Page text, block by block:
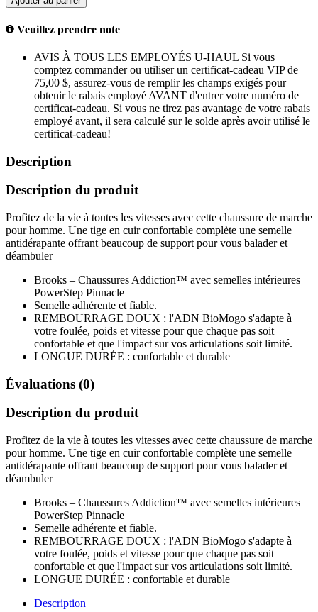
Veuillez prendre note
AVIS À TOUS LES EMPLOYÉS U-HAUL Si vous
comptez commander ou utiliser un certificat-cadeau VIP de
75,00 $, assurez-vous de remplir les champs exigés pour
obtenir le rabais employé AVANT d'entrer votre numéro de
certificat-cadeau. Si vous ne tirez pas avantage de votre rabais
employé avant, il sera calculé sur le solde après avoir utilisé le
certificat-cadeau!
Description
Description du produit
Profitez de la vie à toutes les vitesses avec cette chaussure de marche
pour homme. Une tige en cuir confortable complète une semelle
antidérapante offrant beaucoup de support pour vous balader et
déambuler
Brooks – Chaussures Addiction™ avec semelles intérieures
PowerStep Pinnacle
Semelle adhérente et fiable.
REMBOURRAGE DOUX : l'ADN BioMogo s'adapte à
votre foulée, poids et vitesse pour que chaque pas soit
confortable et que l'impact sur vos articulations soit limité.
LONGUE DURÉE : confortable et durable
Évaluations (0)
Description du produit
Profitez de la vie à toutes les vitesses avec cette chaussure de marche
pour homme. Une tige en cuir confortable complète une semelle
antidérapante offrant beaucoup de support pour vous balader et
déambuler
Brooks – Chaussures Addiction™ avec semelles intérieures
PowerStep Pinnacle
Semelle adhérente et fiable.
REMBOURRAGE DOUX : l'ADN BioMogo s'adapte à
votre foulée, poids et vitesse pour que chaque pas soit
confortable et que l'impact sur vos articulations soit limité.
LONGUE DURÉE : confortable et durable
Description